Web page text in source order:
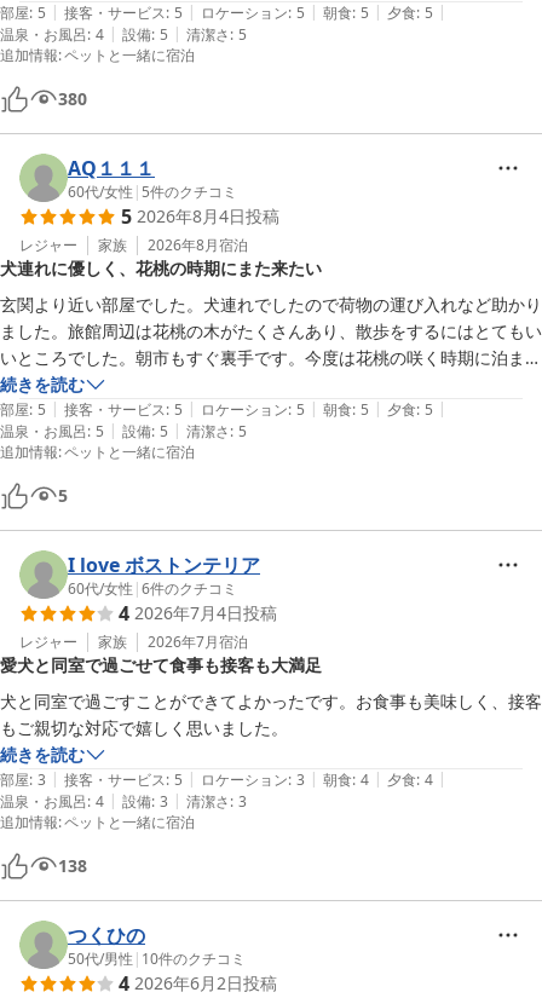
重な体験となりました。建物も古き良き時代の和風旅館そのままという
感じで、居心地がよかったです。カメムシは･･･仕方ないですね（笑）
ありがとうございました！
部屋: 5 | 接客・サービス: 5 | ロケーション: 5 | 朝食: 5 | 夕食: 5 |
温泉・お風呂: 4 | 設備: 5 | 清潔さ: 5
追加情報:ペットと一緒に宿泊
380
AQ１１１
60代/女性 | 5件のクチコミ
5 2026年8月4日投稿
レジャー 家族 2026年8月宿泊
犬連れに優しく、花桃の時期にまた来たい
玄関より近い部屋でした。犬連れでしたので荷物の運び入れなど助かり
ました。旅館周辺は花桃の木がたくさんあり、散歩をするにはとてもい
いところでした。朝市もすぐ裏手です。今度は花桃の咲く時期に泊まり
たいと思いました。旅館の方たちは皆親切で気さくな方々で、のんびり
することができました。
続きを読む
部屋: 5 | 接客・サービス: 5 | ロケーション: 5 | 朝食: 5 | 夕食: 5 |
温泉・お風呂: 5 | 設備: 5 | 清潔さ: 5
追加情報:ペットと一緒に宿泊
5
I love ボストンテリア
60代/女性 |6件のクチコミ
4 2026年7月4日投稿
レジャー 家族 2026年7月宿泊
愛犬と同室で過ごせて食事も接客も大満足
犬と同室で過ごすことができてよかったです。お食事も美味しく、接客
もご親切な対応で嬉しく思いました。
続きを読む
部屋: 3 | 接客・サービス: 5 | ロケーション: 3 | 朝食: 4 | 夕食: 4 |
温泉・お風呂: 4 | 設備: 3 | 清潔さ: 3
追加情報:ペットと一緒に宿泊
138
つくひの
50代/男性 | 10件のクチコミ
4 2026年6月2日投稿